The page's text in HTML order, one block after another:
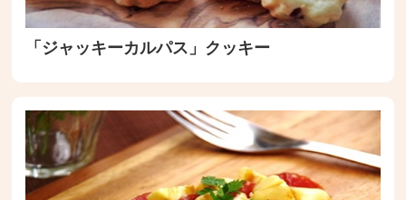
「ジャッキーカルパス」クッキー